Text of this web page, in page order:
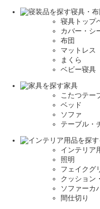
寝具・布
寝具トップ
カバー・シ
布団
マットレス
まくら
ベビー寝具
家具
こたつテー
ベッド
ソファ
テーブル・
インテリア
照明
フェイクグ
クッション
ソファーカ
間仕切り